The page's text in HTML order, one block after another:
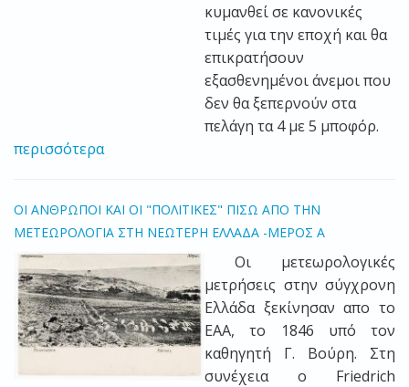
κυμανθεί σε κανονικές
τιμές για την εποχή και θα
επικρατήσουν
εξασθενημένοι άνεμοι που
δεν θα ξεπερνούν στα
πελάγη τα 4 με 5 μποφόρ.
περισσότερα
ΟΙ ΑΝΘΡΩΠΟΙ ΚΑΙ ΟΙ "ΠΟΛΙΤΙΚΕΣ" ΠΙΣΩ ΑΠΟ ΤΗΝ
ΜΕΤΕΩΡΟΛΟΓΙΑ ΣΤΗ ΝΕΩΤΕΡΗ ΕΛΛΑΔΑ -ΜΕΡΟΣ Α
Οι μετεωρολογικές
μετρήσεις στην σύγχρονη
Ελλάδα ξεκίνησαν απο το
ΕΑΑ, το 1846 υπό τον
καθηγητή Γ. Βούρη. Στη
συνέχεια ο Friedrich